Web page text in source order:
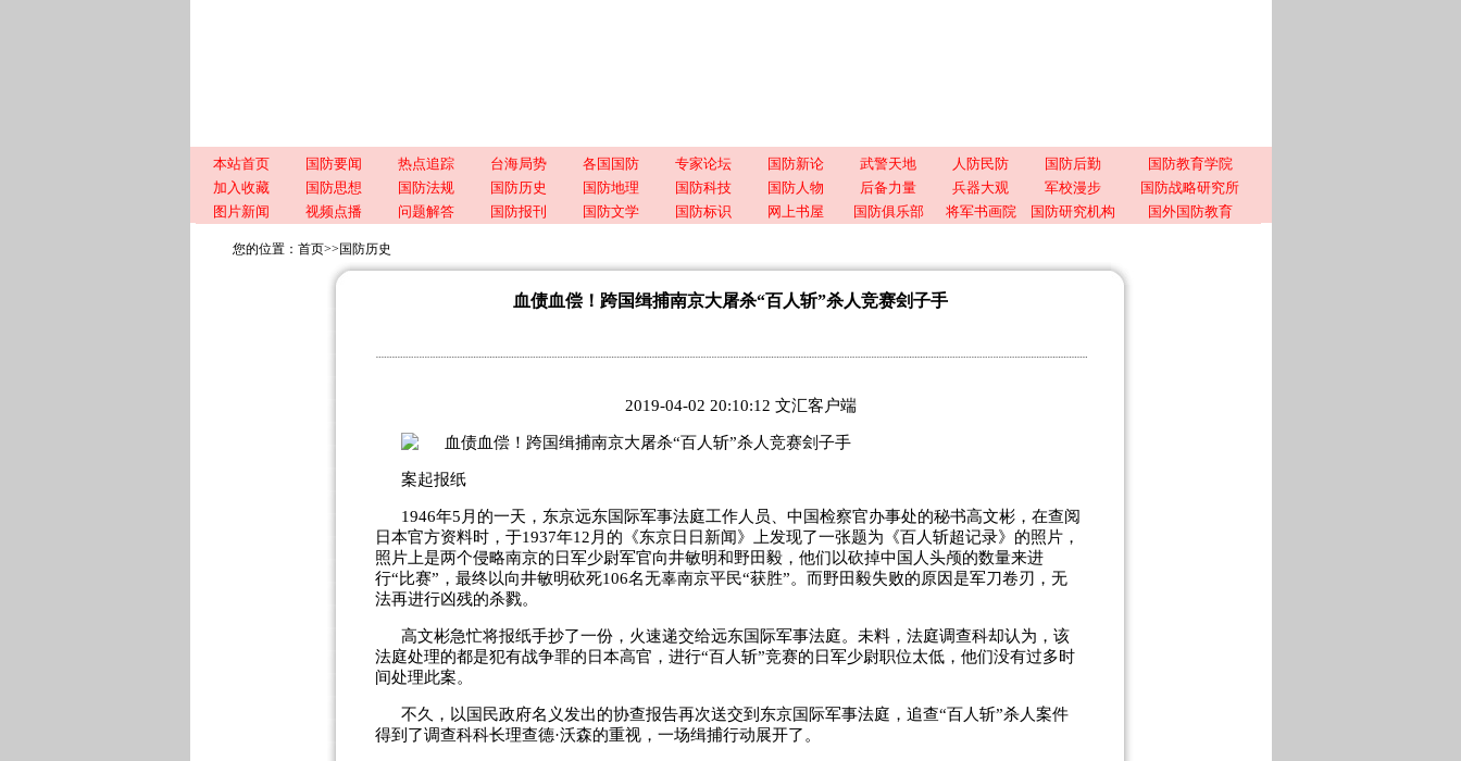
本站首页 国防要闻 热点追踪 台海局势 各国国防 专家论坛 国防新论 武警天地 人防民防 国防后勤
国防教育学院
加入收藏
国防思想 国防法规 国防历史 国防地理 国防科技 国防人物 后备力量 兵器大观 军校漫步
国防战略研究所
图片新闻
视频点播 问题解答 国防报刊 国防文学 国防标识 网上书屋 国防俱乐部 将军书画院 国防研究机构 国外国防教育
您的位置： 首页>> 国防历史
血债血偿！跨国缉捕南京大屠杀“百人斩”杀人竞赛刽子手
2019-04-02 20:10:12 文汇客户端
案起报纸
1946年5月的一天，东京远东国际军事法庭工作人员、中国检察官办事处的秘书高文彬，在查阅
日本官方资料时，于1937年12月的《东京日日新闻》上发现了一张题为《百人斩超记录》的照片，
照片上是两个侵略南京的日军少尉军官向井敏明和野田毅，他们以砍掉中国人头颅的数量来进
行“比赛”，最终以向井敏明砍死106名无辜南京平民“获胜”。而野田毅失败的原因是军刀卷刃，无
法再进行凶残的杀戮。
高文彬急忙将报纸手抄了一份，火速递交给远东国际军事法庭。未料，法庭调查科却认为，该
法庭处理的都是犯有战争罪的日本高官，进行“百人斩”竞赛的日军少尉职位太低，他们没有过多时
间处理此案。
不久，以国民政府名义发出的协查报告再次送交到东京国际军事法庭，追查“百人斩”杀人案件
得到了调查科科长理查德·沃森的重视，一场缉捕行动展开了。